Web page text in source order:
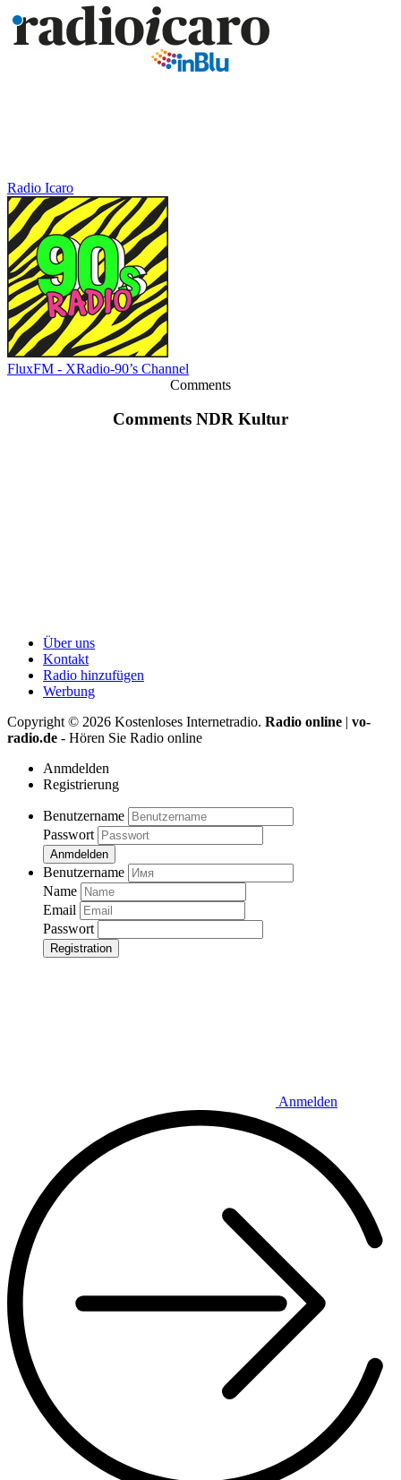
Radio Icaro
FluxFM - XRadio-90’s Channel
Comments
Comments NDR Kultur
Über uns
Kontakt
Radio hinzufügen
Werbung
Copyright © 2026 Kostenloses Internetradio. Radio online | vo-
radio.de - Hören Sie Radio online
Anmdelden
Registrierung
Benutzername
Passwort
Anmdelden
Benutzername
Name
Email
Passwort
Registration
Anmelden